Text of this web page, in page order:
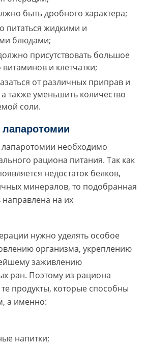
быть дробного характера;
питаться жидкими и
блюдами;
присутствовать большое
витаминов и клетчатки;
от различных приправ и
также уменьшить количество
соли.
необходимо
рациона питания. Так как
недостаток белков,
минералов, то подобранная
на их
нужно уделять особое
организма, укреплению
заживлению
ран. Поэтому из рациона
продукты, которые способны
а именно:
напитки;